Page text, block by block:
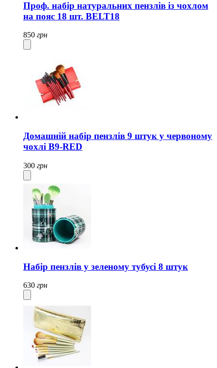
Проф. набір натуральних пензлів із чохлом
на пояс 18 шт. BELT18
850 грн
Домашній набір пензлів 9 штук у червоному
чохлі B9-RED
300 грн
Набір пензлів у зеленому тубусі 8 штук
630 грн